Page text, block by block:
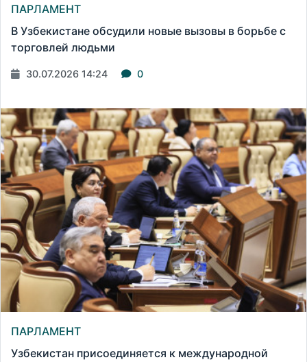
ПАРЛАМЕНТ
В Узбекистане обсудили новые вызовы в борьбе с
торговлей людьми
30.07.2026 14:24 0
ПАРЛАМЕНТ
Узбекистан присоединяется к международной